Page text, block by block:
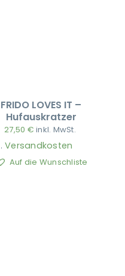
FRIDO LOVES IT –
Hufauskratzer
27,50 € inkl. MwSt.
Versandkosten
Auf die Wunschliste